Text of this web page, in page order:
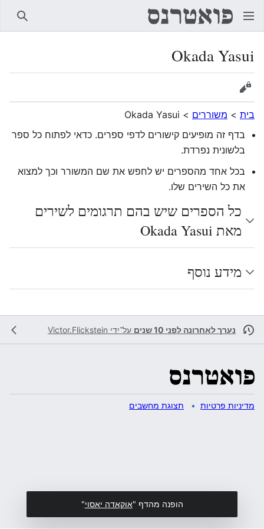
Okada Yasui
הצגת מקור
בית > משוררים >
Okada Yasui
בדף זה מופיעים קישורים לדפי ספרים. כדאי לפתוח כל ספר
בלשונית נפרדת.
בכל אחד מהספרים יש לחפש את שם המשורר וכך למצוא
את כל השירים שלו.
כל הספרים שיש בהם תרגומים לשירים
מאת Okada Yasui
מידע נוסף
נערך לאחרונה לפני 10 שנים על־ידי Victor.Flickstein
מדיניות פרטיות תצוגת מחשבים
הופנה מהדף "אוקאדה יאסוי"